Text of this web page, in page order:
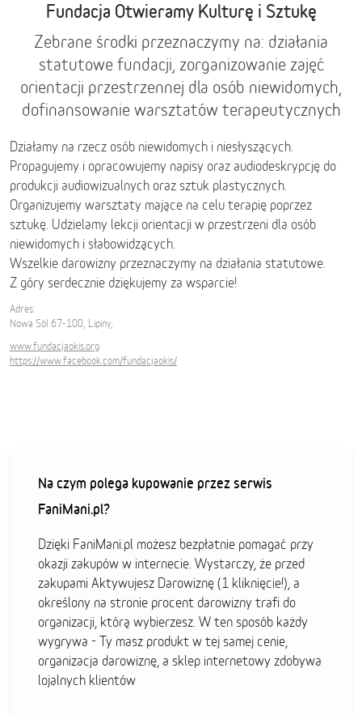
Fundacja Otwieramy Kulturę i Sztukę
Zebrane środki przeznaczymy na: działania
statutowe fundacji, zorganizowanie zajęć
orientacji przestrzennej dla osób niewidomych,
dofinansowanie warsztatów terapeutycznych
Działamy na rzecz osób niewidomych i niesłyszących.
Propagujemy i opracowujemy napisy oraz audiodeskrypcję do
produkcji audiowizualnych oraz sztuk plastycznych.
Organizujemy warsztaty mające na celu terapię poprzez
sztukę. Udzielamy lekcji orientacji w przestrzeni dla osób
niewidomych i słabowidzących.
Wszelkie darowizny przeznaczymy na działania statutowe.
Z góry serdecznie dziękujemy za wsparcie!
Adres:
Nowa Sól 67-100, Lipiny,
www.fundacjaokis.org
https://www.facebook.com/fundacjaokis/
Na czym polega kupowanie przez serwis
FaniMani.pl?
Dzięki FaniMani.pl możesz bezpłatnie pomagać przy
okazji zakupów w internecie. Wystarczy, że przed
zakupami Aktywujesz Darowiznę (1 kliknięcie!), a
określony na stronie procent darowizny trafi do
organizacji, którą wybierzesz. W ten sposób każdy
wygrywa - Ty masz produkt w tej samej cenie,
organizacja darowiznę, a sklep internetowy zdobywa
lojalnych klientów